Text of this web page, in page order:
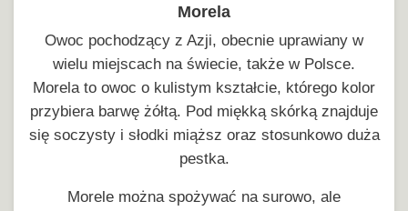
Morela
Owoc pochodzący z Azji, obecnie uprawiany w
wielu miejscach na świecie, także w Polsce.
Morela to owoc o kulistym kształcie, którego kolor
przybiera barwę żółtą. Pod miękką skórką znajduje
się soczysty i słodki miąższ oraz stosunkowo duża
pestka.
Morele można spożywać na surowo, ale